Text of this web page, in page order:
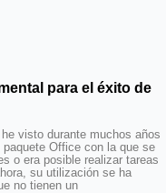
para el éxito de
visto durante muchos años
Office con la que se
o era posible realizar tareas
su utilización se ha
no tienen un